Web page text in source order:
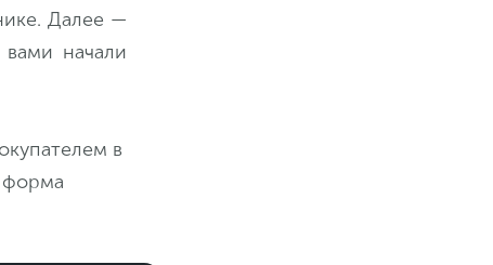
Далее —
начали
в
форма